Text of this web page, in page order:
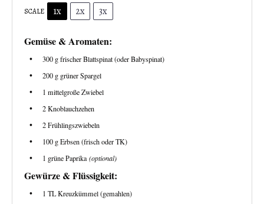
SCALE 1x 2x 3x
Gemüse & Aromaten:
300 gfrischer Blattspinat (oder Babyspinat)
200 g grüner Spargel
1 mittelgroße Zwiebel
2Knoblauchzehen
2Frühlingszwiebeln
100 gErbsen (frisch oder TK)
1 grüne Paprika(optional)
Gewürze & Flüssigkeit:
1 TL Kreuzkümmel (gemahlen)